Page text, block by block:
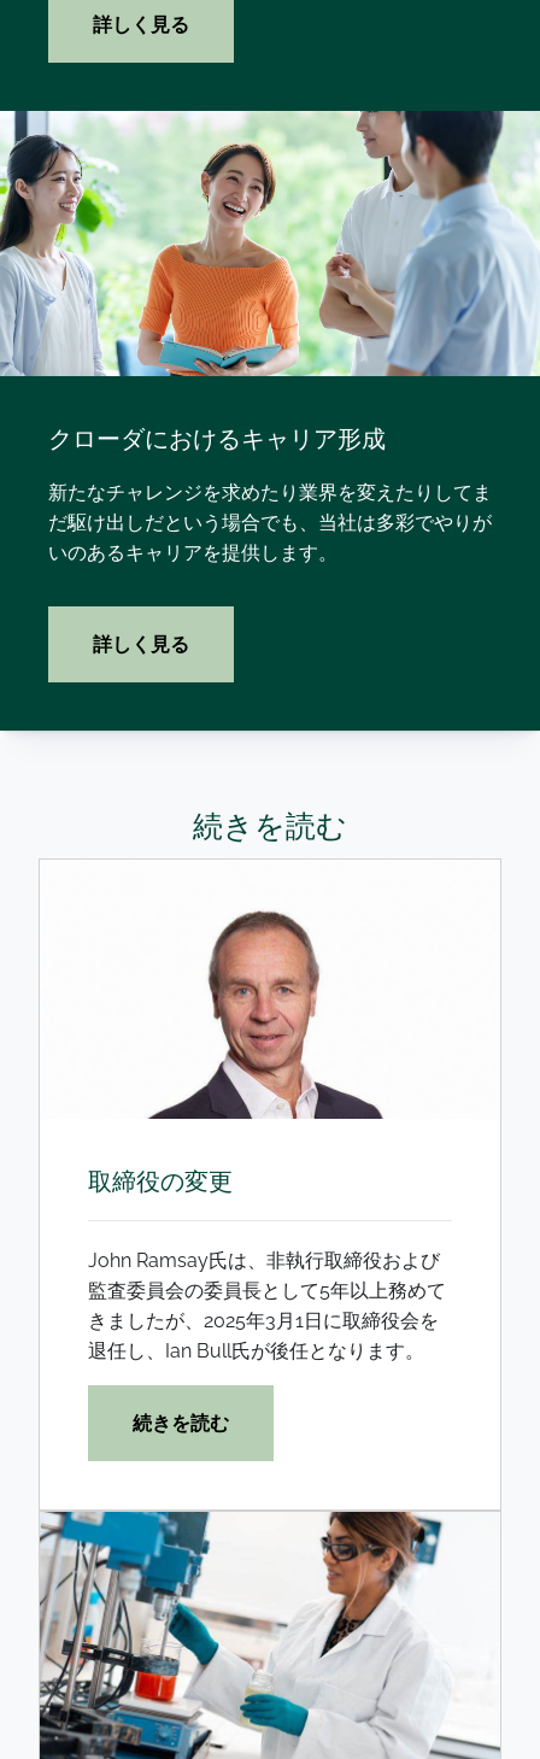
詳しく見る
クローダにおけるキャリア形成
新たなチャレンジを求めたり業界を変えたりしてま
だ駆け出しだという場合でも、当社は多彩でやりが
いのあるキャリアを提供します。
詳しく見る
続きを読む
取締役の変更
John Ramsay氏は、非執行取締役および
監査委員会の委員長として5年以上務めて
きましたが、2025年3月1日に取締役会を
退任し、Ian Bull氏が後任となります。
続きを読む